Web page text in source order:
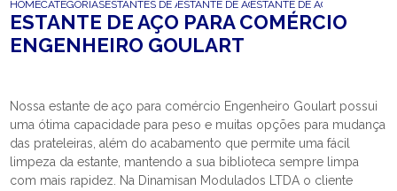
HOMECATEGORIASESTANTES DE ACOESTANTE DE ACO PARA BIBLIOTECA
ESTANTE DE ACO PARA
ESTANTE DE AÇO PARA COMÉRCIO
ENGENHEIRO GOULART
Nossa estante de aço para comércio Engenheiro Goulart possui
uma ótima capacidade para peso e muitas opções para mudança
das prateleiras, além do acabamento que permite uma fácil
limpeza da estante, mantendo a sua biblioteca sempre limpa
com mais rapidez. Na Dinamisan Modulados LTDA o cliente